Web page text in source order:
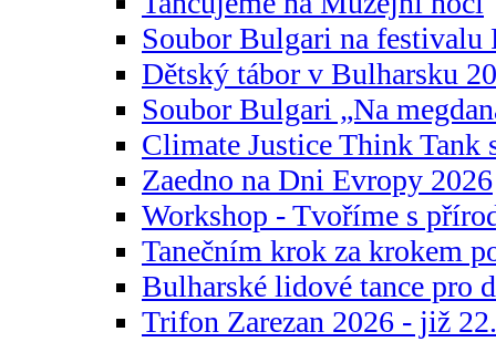
Soubor Bulgari na festivalu
Dětský tábor v Bulharsku
Soubor Bulgari „Na
Climate Justice Think Tank
Zaedno na Dni Evropy 2026
Workshop - Tvoříme s
Tanečním krok za krokem
Bulharské lidové tance pro
Trifon Zarezan 2026 - již